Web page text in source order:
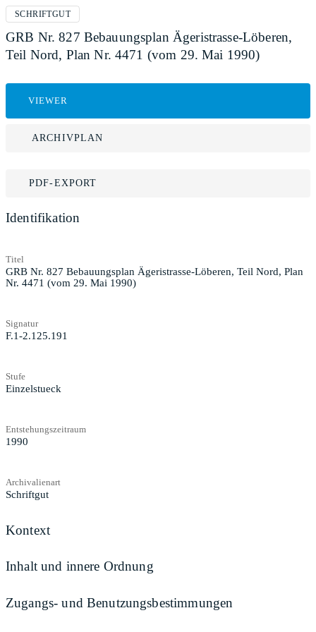
SCHRIFTGUT
GRB Nr. 827 Bebauungsplan Ägeristrasse-Löberen,
Teil Nord, Plan Nr. 4471 (vom 29. Mai 1990)
VIEWER
ARCHIVPLAN
PDF-EXPORT
Identifikation
Titel
GRB Nr. 827 Bebauungsplan Ägeristrasse-Löberen, Teil Nord, Plan
Nr. 4471 (vom 29. Mai 1990)
Signatur
F.1-2.125.191
Stufe
Einzelstueck
Entstehungszeitraum
1990
Archivalienart
Schriftgut
Kontext
Inhalt und innere Ordnung
Zugangs- und Benutzungsbestimmungen